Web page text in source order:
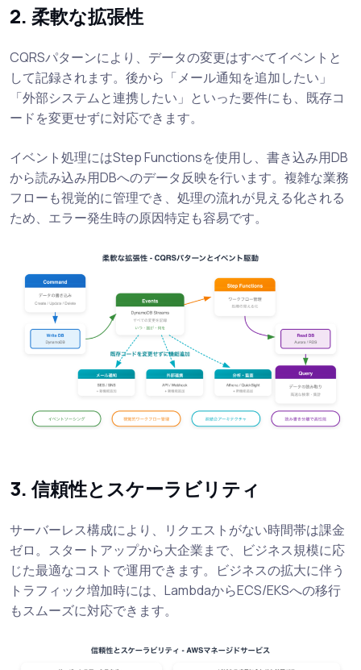
2. 柔軟な拡張性
CQRSパターンにより、データの変更はすべてイベントと
して記録されます。後から「メール通知を追加したい」
「外部システムと連携したい」といった要件にも、既存コ
ードを変更せずに対応できます。
イベント処理にはStep Functionsを使用し、書き込み用DB
から読み込み用DBへのデータ反映を行います。複雑な業務
フローも視覚的に管理でき、処理の流れが見える化される
ため、エラー発生時の原因特定も容易です。
3. 信頼性とスケーラビリティ
サーバーレス構成により、リクエストがない時間帯は課金
ゼロ。スタートアップから大企業まで、ビジネス規模に応
じた最適なコストで運用できます。ビジネスの拡大に伴う
トラフィック増加時には、LambdaからECS/EKSへの移行
もスムーズに対応できます。